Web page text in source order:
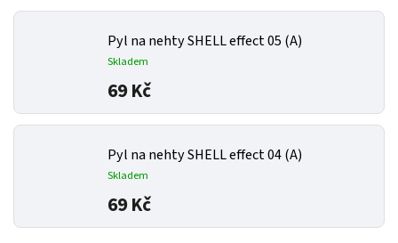
Pyl na nehty SHELL effect 05 (A)
Skladem
69 Kč
Pyl na nehty SHELL effect 04 (A)
Skladem
69 Kč